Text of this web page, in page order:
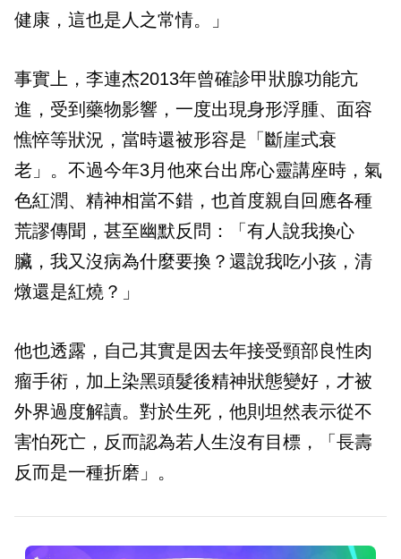
健康，這也是人之常情。」
事實上，李連杰2013年曾確診甲狀腺功能亢
進，受到藥物影響，一度出現身形浮腫、面容
憔悴等狀況，當時還被形容是「斷崖式衰
老」。不過今年3月他來台出席心靈講座時，氣
色紅潤、精神相當不錯，也首度親自回應各種
荒謬傳聞，甚至幽默反問：「有人說我換心
臟，我又沒病為什麼要換？還說我吃小孩，清
燉還是紅燒？」
他也透露，自己其實是因去年接受頸部良性肉
瘤手術，加上染黑頭髮後精神狀態變好，才被
外界過度解讀。對於生死，他則坦然表示從不
害怕死亡，反而認為若人生沒有目標，「長壽
反而是一種折磨」。